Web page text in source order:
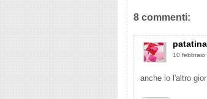
8 commenti:
patatina
10 febbraio
anche io l'altro